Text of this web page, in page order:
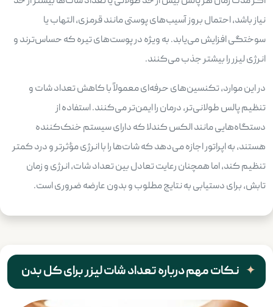
نیاز باشد، احتمال بروز آسیب‌های پوستی مانند قرمزی، التهاب یا
سوختگی افزایش می‌یابد. به ‌ویژه در پوست‌های تیره که حساس‌ترند و
انرژی لیزر را بیشتر جذب می‌کنند.
در این موارد، تکنسین‌های حرفه‌ای معمولاً با کاهش تعداد شات و
تنظیم پالس طولانی‌تر، درمان را ایمن‌تر می‌کنند. استفاده از
دستگاه‌هایی مانند الکس کندلا که دارای سیستم خنک‌کننده
هستند، به اپراتور اجازه می‌دهد که شات‌ها را با انرژی مؤثرتر و درد کمتر
تنظیم کند، اما همچنان رعایت تعادل بین تعداد شات، انرژی و زمان
تابش، برای دستیابی به نتایج مطلوب و بدون عارضه ضروری است.
نکات مهم درباره تعداد شات لیزر برای کل بدن